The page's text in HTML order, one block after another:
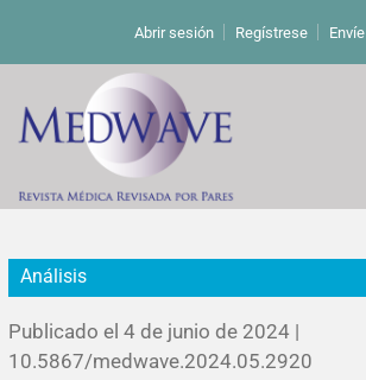
Abrir sesión Regístrese Envíe
De los editores
Editoriales
Análisis
Publicado el 4 de junio de 2024 |
10.5867/medwave.2024.05.2920